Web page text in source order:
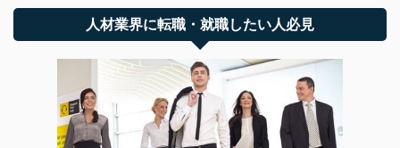
人材業界に転職・就職したい人必見